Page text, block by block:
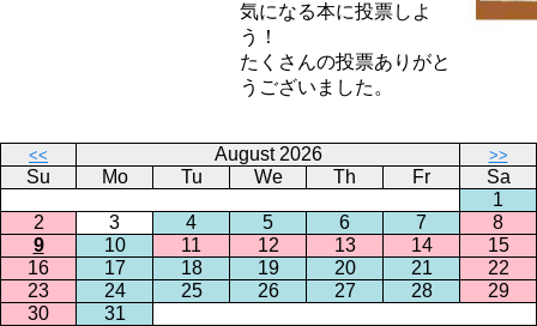
気になる本に投票しよ
う！
たくさんの投票ありがと
うございました。
<< August 2026 >>
Su Mo Tu We Th Fr
Sa
1
2
3 4 5 6 7
8
9
10 11 12 13 14
15
16
17 18 19 20 21
22
23
24 25 26 27 28
29
30
31